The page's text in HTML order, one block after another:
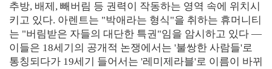
추방, 배제, 빼버림 등 권력이 작동하는 영역 속에 위치시
키고 있다. 아렌트는 "박애라는 형식"을 취하는 휴머니티
는 "버림받은 자들의 대단한 특권"임을 암시하고 있다 ―
이들은 18세기의 공개적 논쟁에서는 '불쌍한 사람들'로
통칭되다가 19세기 들어서는 '레미제라블'로 이름이 바뀌